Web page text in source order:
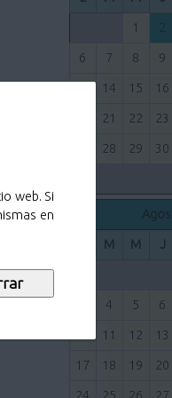
web. Si
en
1
6 7 8 9
14 15 16
21 22 23
28 29 30
M M J
4 5 6
11 12 13
17 18 19 20
24 25 26 27